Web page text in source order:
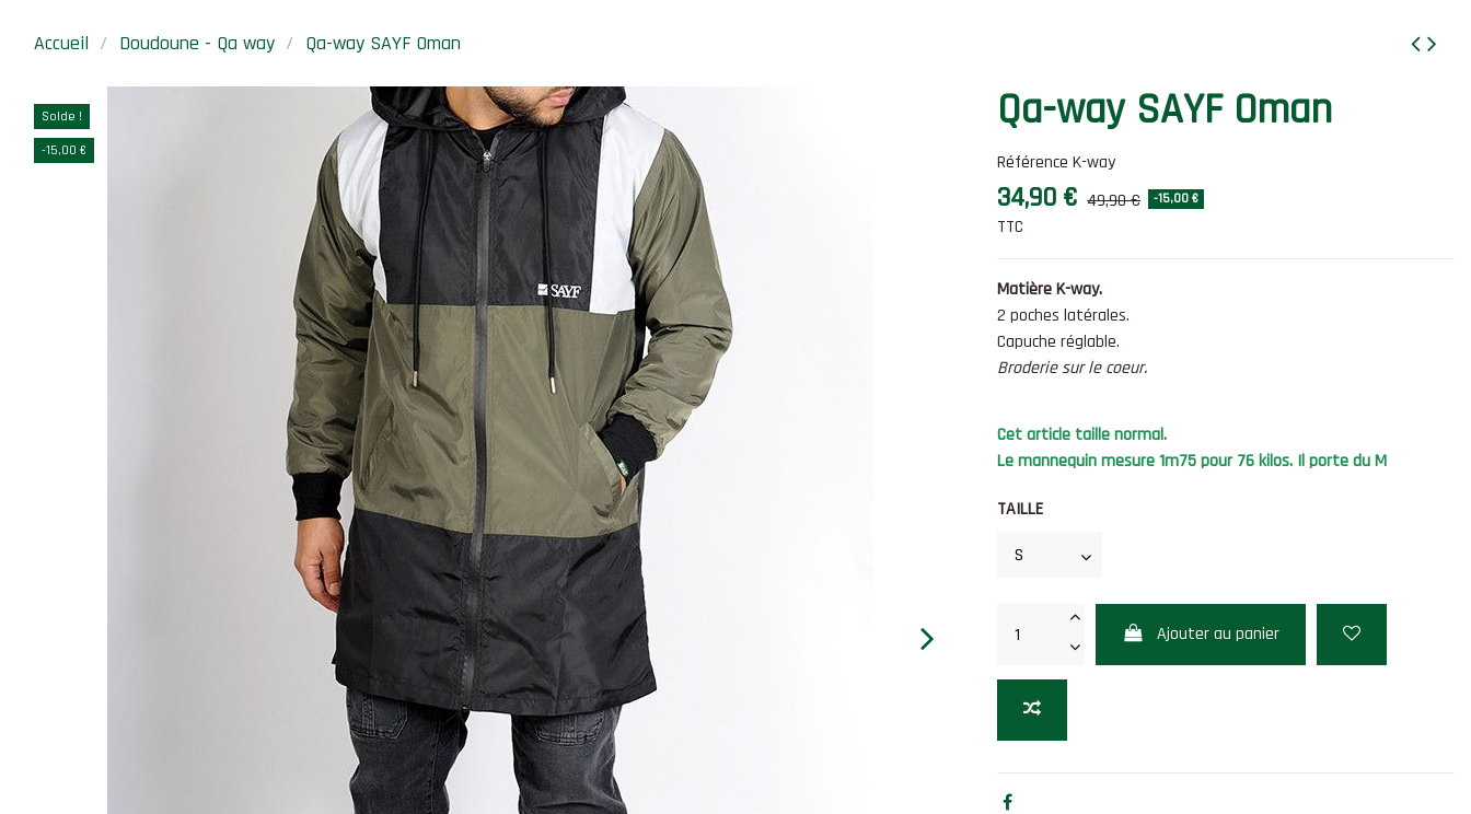
Accueil Doudoune - Qa way Qa-way SAYF Oman
Solde !
-15,00 €
Qa-way SAYF Oman
Référence K-way
34,90 € 49,90 € -15,00 €
TTC
Matière K-way.
2 poches latérales.
Capuche réglable.
Broderie sur le coeur.
Cet article taille normal.
Le mannequin mesure 1m75 pour 76 kilos. Il porte du M
TAILLE
Ajouter au panier